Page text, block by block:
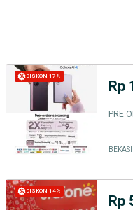
DISKON 17%
Rp
DISKON 14%
Rp